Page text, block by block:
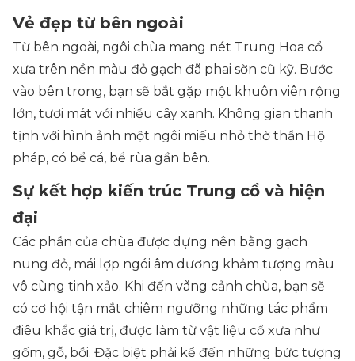
Vẻ đẹp từ bên ngoài
Từ bên ngoài, ngôi chùa mang nét Trung Hoa cổ
xưa trên nền màu đỏ gạch đã phai sờn cũ kỹ. Bước
vào bên trong, bạn sẽ bắt gặp một khuôn viên rộng
lớn, tươi mát với nhiều cây xanh. Không gian thanh
tịnh với hình ảnh một ngôi miếu nhỏ thờ thần Hộ
pháp, có bể cá, bể rùa gần bên.
Sự kết hợp kiến trúc Trung cổ và hiện
đại
Các phần của chùa được dựng nên bằng gạch
nung đỏ, mái lợp ngói âm dương khảm tượng màu
vô cùng tinh xảo. Khi đến vãng cảnh chùa, bạn sẽ
có cơ hội tận mắt chiêm ngưỡng những tác phẩm
điêu khắc giá trị, được làm từ vật liệu cổ xưa như
gốm, gỗ, bồi. Đặc biệt phải kể đến những bức tượng